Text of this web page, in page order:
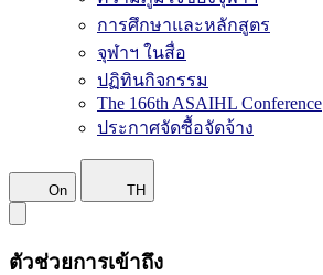
การศึกษาและหลักสูตร
จุฬาฯ ในสื่อ
ปฏิทินกิจกรรม
The 166th ASAIHL Conference
ประกาศจัดซื้อจัดจ้าง
On TH
ตัวช่วยการเข้าถึง